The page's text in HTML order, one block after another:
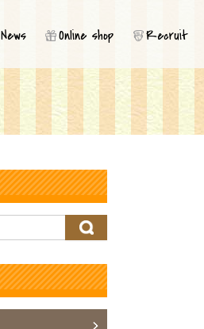
News Online shop Recruit